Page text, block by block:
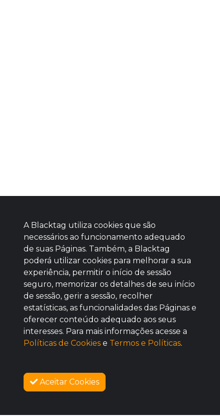
Baixe agora nosso app
SOBRE NÓS
A Blacktag utiliza cookies que são
necessários ao funcionamento adequado
de suas Páginas. Também, a Blacktag
poderá utilizar cookies para melhorar a sua
experiência, permitir o início de sessão
seguro, memorizar os detalhes de seu início
de sessão, gerir a sessão, recolher
estatísticas, as funcionalidades das Páginas e
oferecer conteúdo adequado aos seus
interesses. Para mais informações acesse a
Políticas de Cookies e Termos e Políticas.
Aceitar Cookies